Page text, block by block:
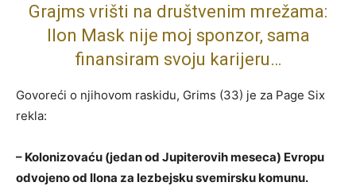
Grajms vrišti na društvenim mrežama:
Ilon Mask nije moj sponzor, sama
finansiram svoju karijeru…
Govoreći o njihovom raskidu, Grims (33) je za Page Six
rekla:
– Kolonizovaću (jedan od Jupiterovih meseca) Evropu
odvojeno od Ilona za lezbejsku svemirsku komunu.